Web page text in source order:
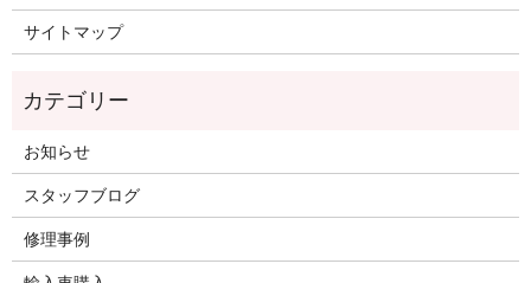
サイトマップ
お知らせ
スタッフブログ
修理事例